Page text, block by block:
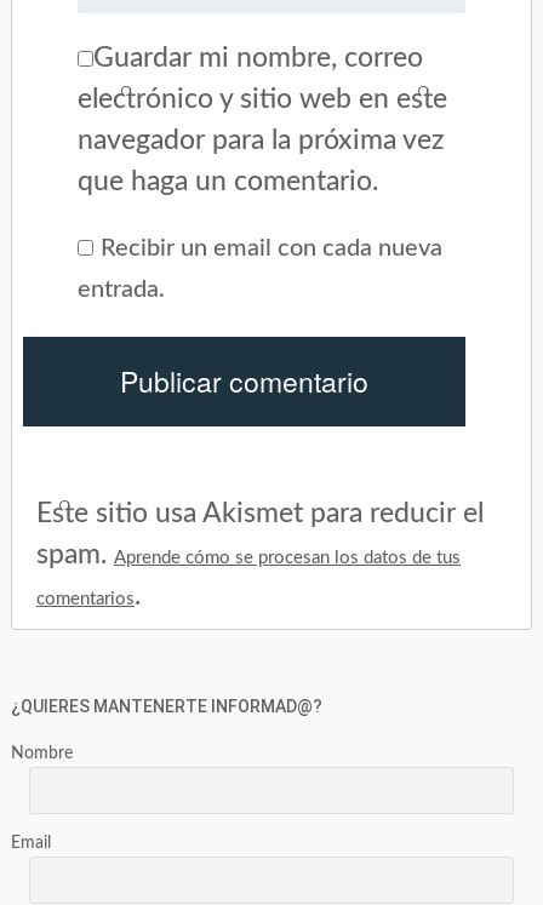
Guardar mi nombre, correo
electrónico y sitio web en este
navegador para la próxima vez
que haga un comentario.
Recibir un email con cada nueva
entrada.
Este sitio usa Akismet para reducir el
spam. Aprende cómo se procesan los datos de tus
comentarios.
¿QUIERES MANTENERTE INFORMAD@?
Nombre
Email